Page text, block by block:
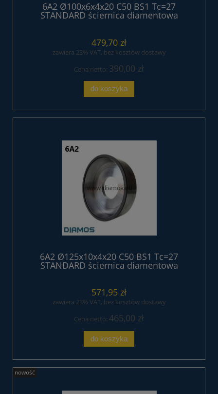
6A2 Ø100x6x4x20 C50 BS1 Tc=27
STANDARD ściernica diamentowa
479,70 zł
zawiera 23% VAT, bez kosztów dostawy
Cena netto: 390,00 zł
do koszyka
6A2 Ø125x10x4x20 C50 BS1 Tc=27
STANDARD ściernica diamentowa
571,95 zł
zawiera 23% VAT, bez kosztów dostawy
Cena netto: 465,00 zł
do koszyka
nowość